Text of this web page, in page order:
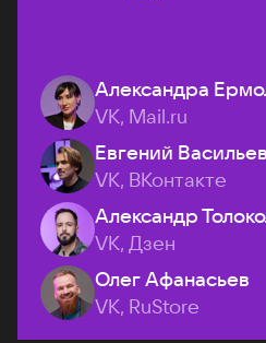
Александра
VK, Mail.ru
Евгений Васильев
VK, ВКонтакте
Александр
VK, Дзен
Олег Афанасьев
VK, RuStore